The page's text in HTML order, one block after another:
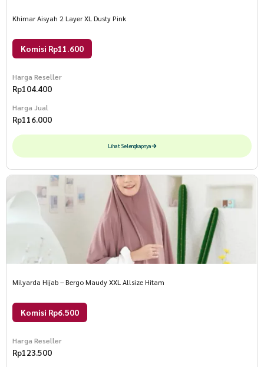
Khimar Aisyah 2 Layer XL Dusty Pink
Komisi Rp11.600
Harga Reseller
Rp104.400
Harga Jual
Rp116.000
Lihat Selengkapnya
Milyarda Hijab – Bergo Maudy XXL Allsize Hitam
Komisi Rp6.500
Harga Reseller
Rp123.500